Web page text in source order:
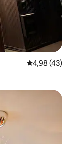
Priemerné
4,98 (43)